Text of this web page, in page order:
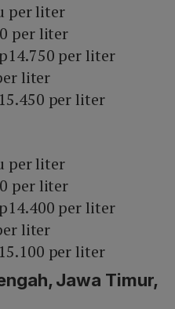
per liter
per liter
per liter
liter
per liter
per liter
per liter
per liter
liter
per liter
Jawa Timur,